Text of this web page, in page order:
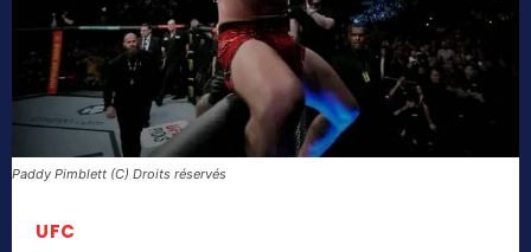
Paddy Pimblett (C) Droits réservés
UFC